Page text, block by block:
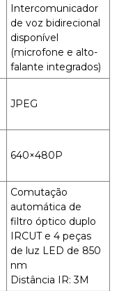
Intercomunicador
de voz bidirecional
disponível
(microfone e alto-
falante integrados)
JPEG
640×480P
Comutação
automática de
filtro óptico duplo
IRCUT e 4 peças
de luz LED de 850
nm
Distância IR: 3M